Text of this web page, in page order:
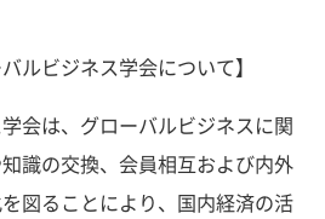
ルビジネス学会について】
会は、グローバルビジネスに関
識の交換、会員相互および内外
図ることにより、国内経済の活